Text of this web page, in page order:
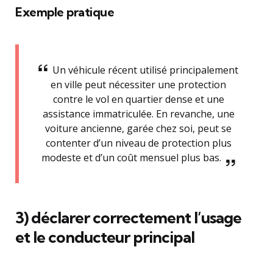
Exemple pratique
Un véhicule récent utilisé principalement
en ville peut nécessiter une protection
contre le vol en quartier dense et une
assistance immatriculée. En revanche, une
voiture ancienne, garée chez soi, peut se
contenter d’un niveau de protection plus
modeste et d’un coût mensuel plus bas.
3) déclarer correctement l’usage
et le conducteur principal